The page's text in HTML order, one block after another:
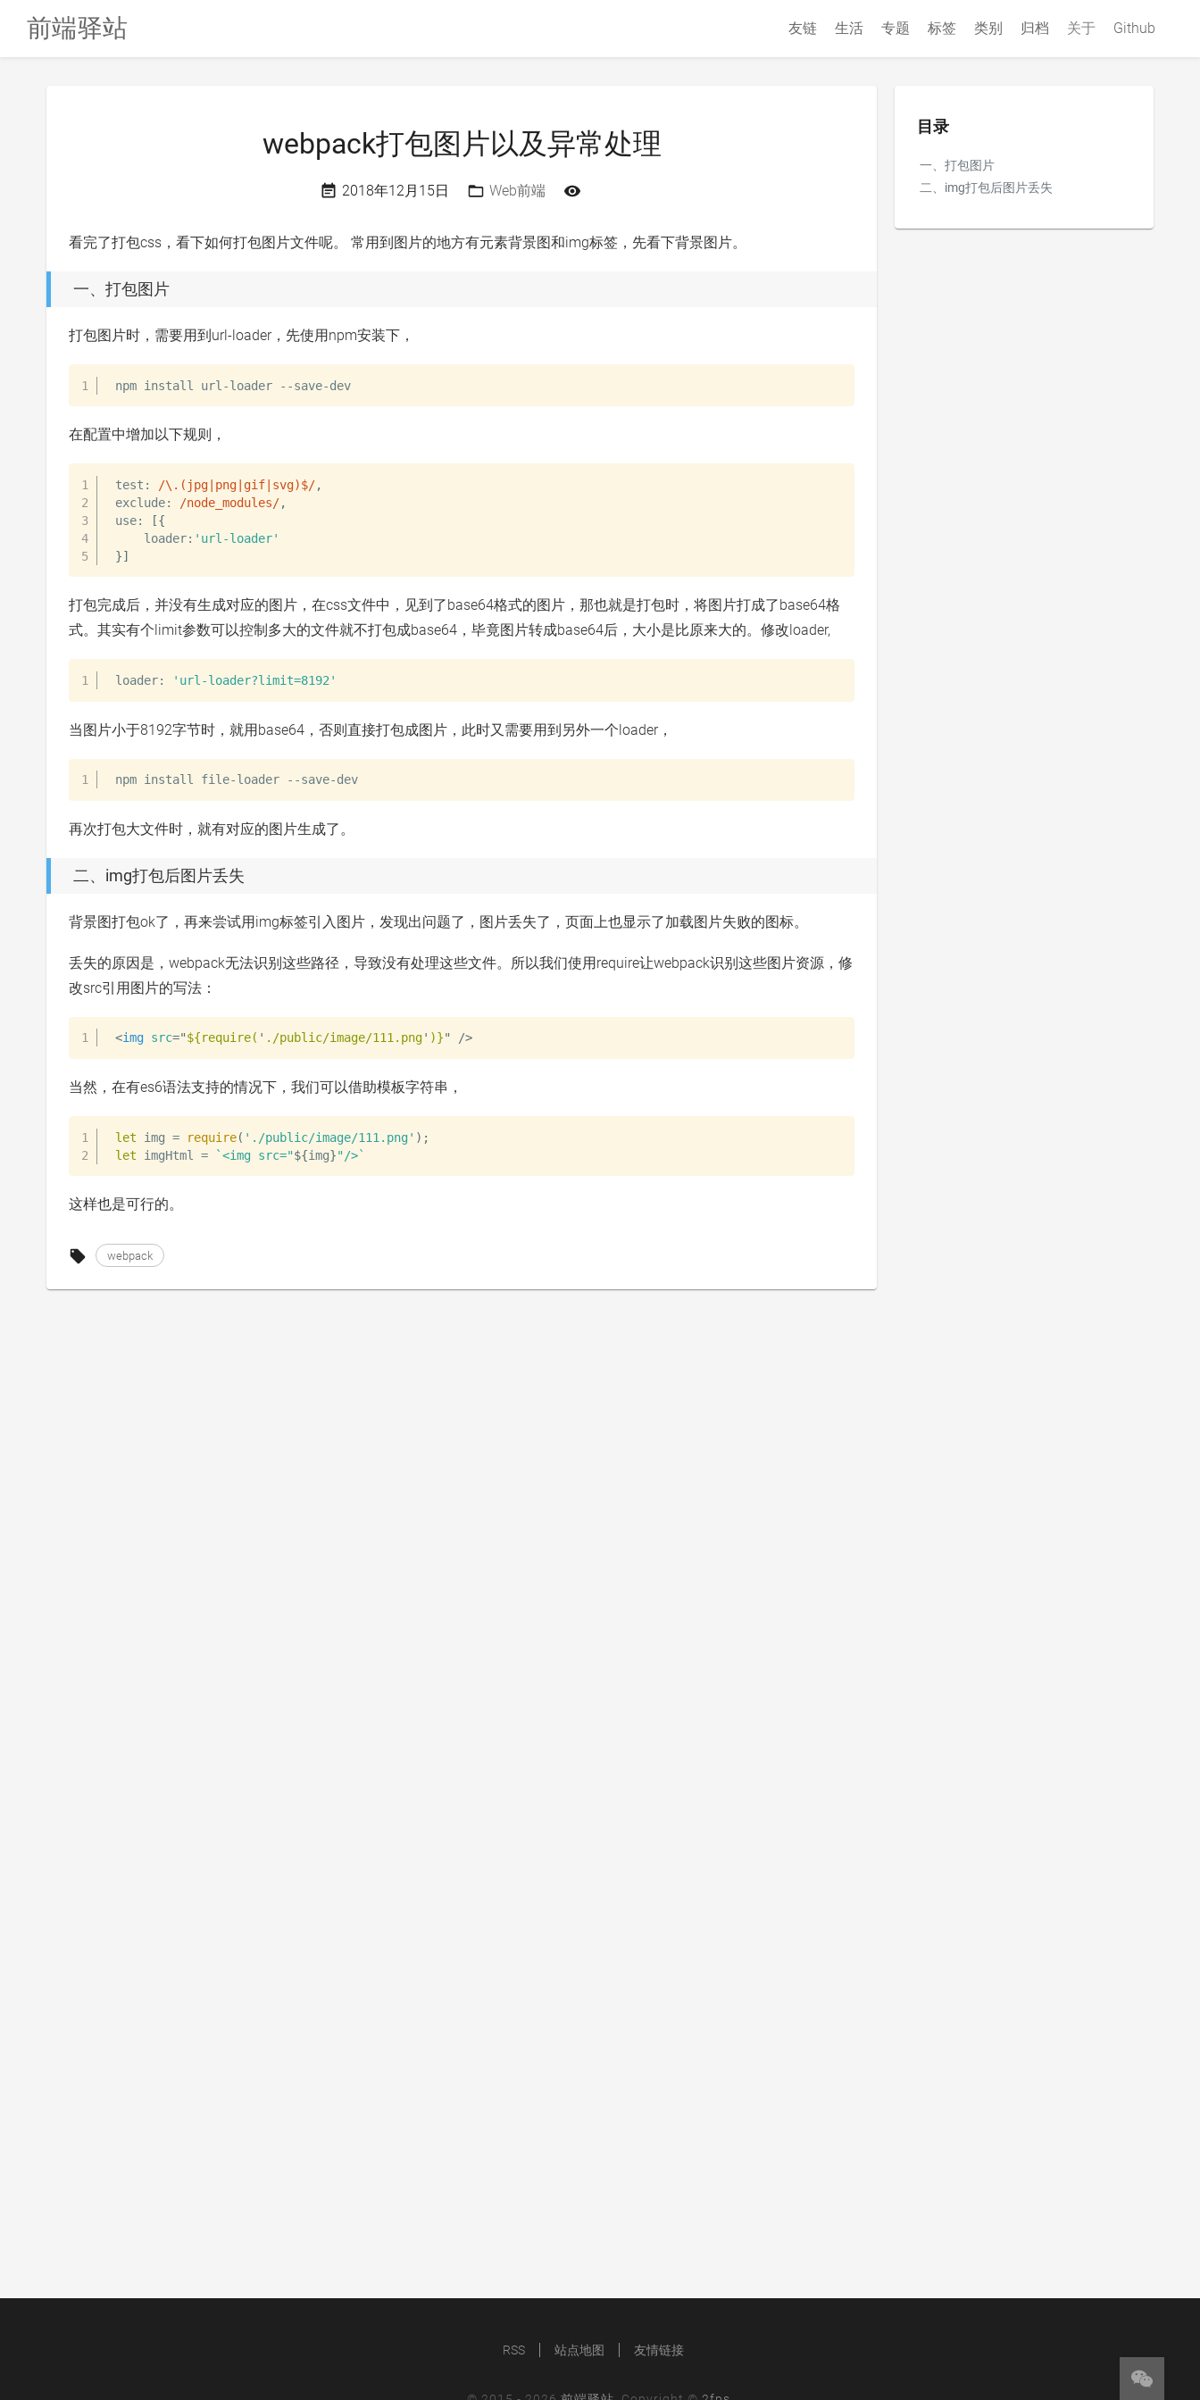
前端驿站 友链 生活 专题 标签 类别 归档 关于 Github
webpack打包图片以及异常处理
2018年12月15日 Web前端
看完了打包css，看下如何打包图片文件呢。 常用到图片的地方有元素背景图和img标签，先看下背景图片。
一、打包图片
打包图片时，需要用到url-loader，先使用npm安装下，
npm install url-loader --save-dev
在配置中增加以下规则，
test : /\.(jpg|png|gif|svg)$/,
exclude: /node_modules/,
use: [{
    loader
: 'url-loader'
}]
打包完成后，并没有生成对应的图片，在css文件中，见到了base64格式的图片，那也就是打包时，将图片打成了base64格
式。其实有个limit参数可以控制多大的文件就不打包成base64，毕竟图片转成base64后，大小是比原来大的。修改loader,
loader: 'url-loader?limit=8192'
当图片小于8192字节时，就用base64，否则直接打包成图片，此时又需要用到另外一个loader，
npm install file-loader --save-dev
再次打包大文件时，就有对应的图片生成了。
二、img打包后图片丢失
背景图打包ok了，再来尝试用img标签引入图片，发现出问题了，图片丢失了，页面上也显示了加载图片失败的图标。
丢失的原因是，webpack无法识别这些路径，导致没有处理这些文件。所以我们使用require让webpack识别这些图片资源，修
改src引用图片的写法：
<img src="${require( ' ./public/image/111.png' )}" />
当然，在有es6语法支持的情况下，我们可以借助模板字符串，
let img = require( './public/image/111.png' ) ;
let imgHtml = `<img src="${img}"/>`
这样也是可行的。
webpack
目录
一、打包图片
二、img打包后图片丢失
RSS 站点地图 友情链接